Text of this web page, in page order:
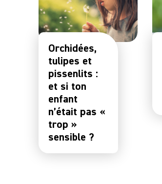
Orchidées,
tulipes et
pissenlits :
et si ton
enfant
n’était pas «
trop »
sensible ?